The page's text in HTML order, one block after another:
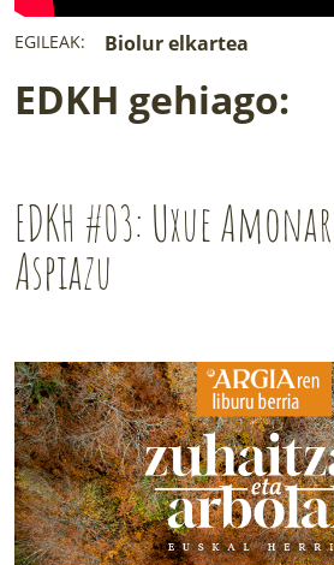
EGILEAK: Biolur elkartea
EDKH gehiago:
EDKH #03: Uxue
Aspiazu